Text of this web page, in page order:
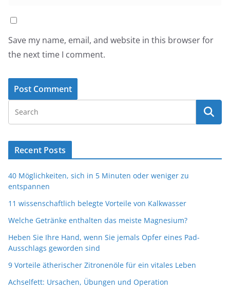
Save my name, email, and website in this browser for
the next time I comment.
Recent Posts
40 Möglichkeiten, sich in 5 Minuten oder weniger zu
entspannen
11 wissenschaftlich belegte Vorteile von Kalkwasser
Welche Getränke enthalten das meiste Magnesium?
Heben Sie Ihre Hand, wenn Sie jemals Opfer eines Pad-
Ausschlags geworden sind
9 Vorteile ätherischer Zitronenöle für ein vitales Leben
Achselfett: Ursachen, Übungen und Operation